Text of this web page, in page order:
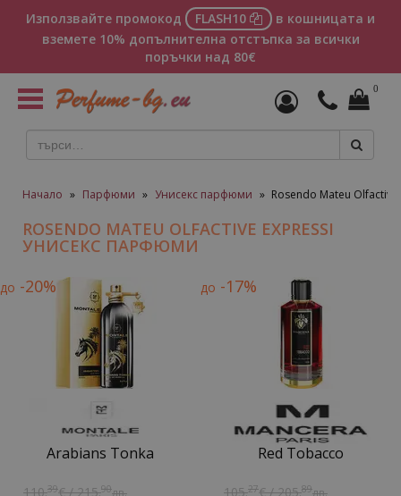
Използвайте промокод FLASH10
в кошницата и
вземете 10% допълнителна отстъпка за всички
поръчки над 80€
Toggle
navigation
0
Начало » Парфюми » Унисекс парфюми » Rosendo Mateu
ROSENDO MATEU OLFACTIVE EXPRESSI
УНИСЕКС ПАРФЮМИ
до -20%
Arabians Tonka
110.39€ / 215.90лв.
до -17%
Red Tobacco
105.27€ / 205.89лв.